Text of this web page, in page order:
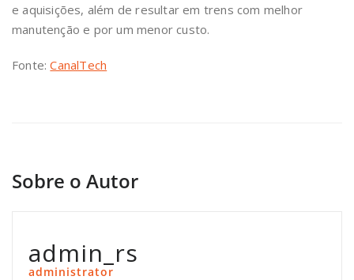
e aquisições, além de resultar em trens com melhor
manutenção e por um menor custo.
Fonte:CanalTech
Sobre o Autor
admin_rs
administrator